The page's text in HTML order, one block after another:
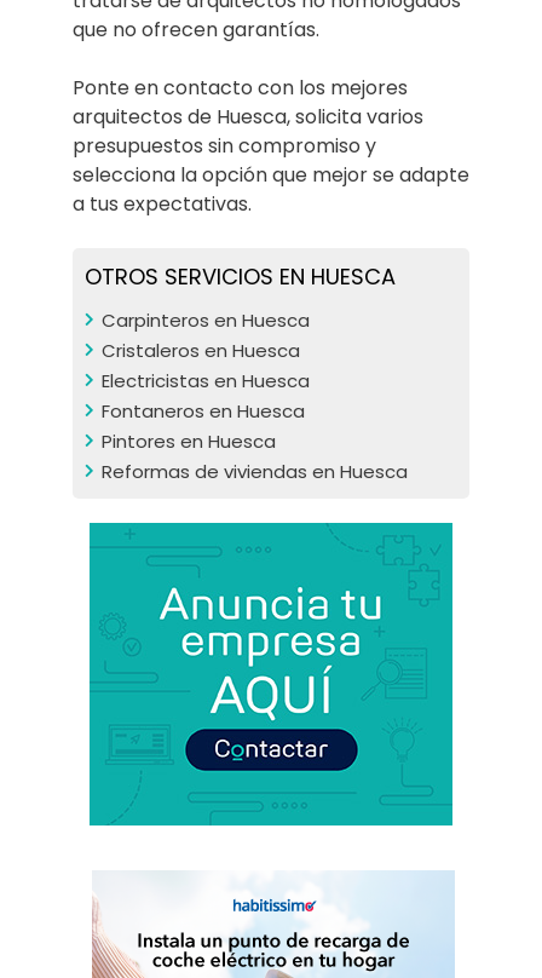
que no ofrecen garantías.
Ponte en contacto con los mejores
arquitectos de Huesca, solicita varios
presupuestos sin compromiso y
selecciona la opción que mejor se adapte
a tus expectativas.
OTROS SERVICIOS EN HUESCA
Carpinteros en Huesca
Cristaleros en Huesca
Electricistas en Huesca
Fontaneros en Huesca
Pintores en Huesca
Reformas de viviendas en Huesca